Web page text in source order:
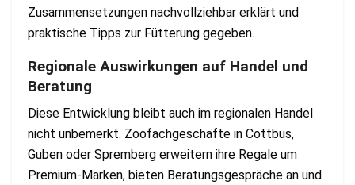
Zusammensetzungen nachvollziehbar erklärt und
praktische Tipps zur Fütterung gegeben.
Regionale Auswirkungen auf Handel und
Beratung
Diese Entwicklung bleibt auch im regionalen Handel
nicht unbemerkt. Zoofachgeschäfte in Cottbus,
Guben oder Spremberg erweitern ihre Regale um
Premium-Marken, bieten Beratungsgespräche an und